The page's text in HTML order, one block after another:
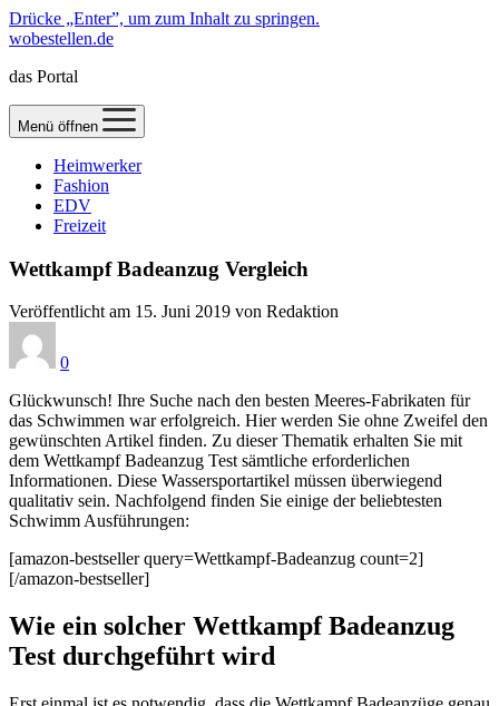
Drücke „Enter”, um zum Inhalt zu springen.
wobestellen.de
das Portal
Menü öffnen
Heimwerker
Fashion
EDV
Freizeit
Wettkampf Badeanzug Vergleich
Veröffentlicht am 15. Juni 2019 von Redaktion
0
Glückwunsch! Ihre Suche nach den besten Meeres-Fabrikaten für
das Schwimmen war erfolgreich. Hier werden Sie ohne Zweifel den
gewünschten Artikel finden. Zu dieser Thematik erhalten Sie mit
dem Wettkampf Badeanzug Test sämtliche erforderlichen
Informationen. Diese Wassersportartikel müssen überwiegend
qualitativ sein. Nachfolgend finden Sie einige der beliebtesten
Schwimm Ausführungen:
[amazon-bestseller query=Wettkampf-Badeanzug count=2]
[/amazon-bestseller]
Wie ein solcher Wettkampf Badeanzug
Test durchgeführt wird